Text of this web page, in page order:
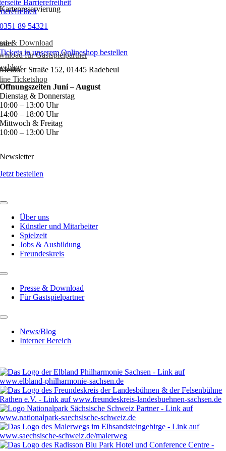
& Download
für Gastspielpartner
Ticketshop
Kartenreservierung
0351 89 54321
oder
Tickets in unserem Onlineshop bestellen
Meißner Straße 152, 01445 Radebeul
Öffnungszeiten Juni – August
Dienstag & Donnerstag
10:00 – 13:00 Uhr
14:00 – 18:00 Uhr
Mittwoch & Freitag
10:00 – 13:00 Uhr
Newsletter
Jetzt bestellen
Über uns
Künstler und Mitarbeiter
Spielzeit
Jobs & Ausbildung
Freundeskreis
Presse & Download
Für Gastspielpartner
News/Blog
Interner Bereich